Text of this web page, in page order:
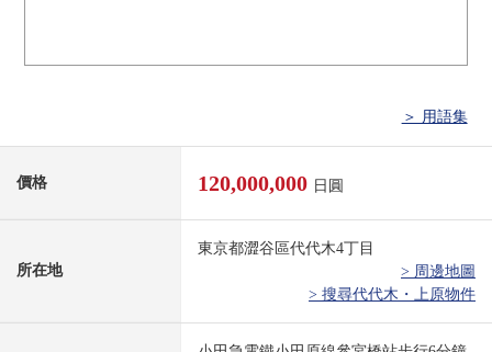
＞ 用語集
價格 120,000,000 日圓
所在地
東京都澀谷區代代木4丁目
> 周邊地圖
> 搜尋代代木・上原物件